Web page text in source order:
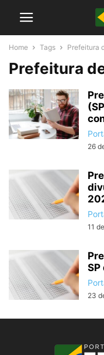
Home Tags Prefeitura
Prefeitura
26
11
23